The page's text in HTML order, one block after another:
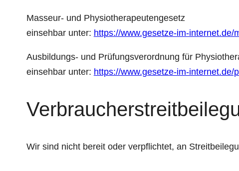
Masseur- und Physiotherapeutengesetz
einsehbar unter: https://www.gesetze-im-internet.de/
Ausbildungs- und Prüfungsverordnung für
einsehbar unter: https://www.gesetze-im-internet.de/
Wir sind nicht bereit oder verpflichtet, an